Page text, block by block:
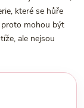
které se hůře
proto mohou být
ale nejsou